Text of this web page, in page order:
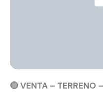
🔴 VENTA – TERRENO